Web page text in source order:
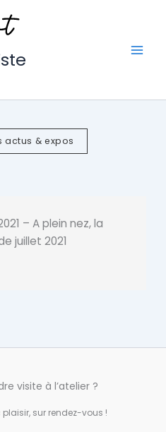
actus & expos
– A plein nez, la
juillet 2021
visite à l’atelier ?
sur rendez-vous !